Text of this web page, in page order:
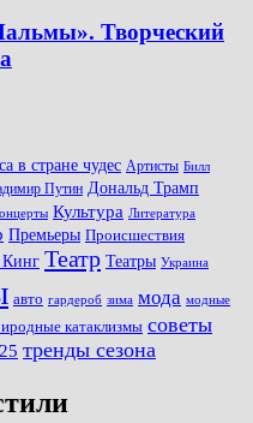
Творческий
в стране чудес Артисты Билл
Путин Дональд Трамп
Культура Литература
Премьеры Происшествия
Кинг Театр Театры Украина
авто гардероб зима мода модные
катаклизмы советы
тренды сезона